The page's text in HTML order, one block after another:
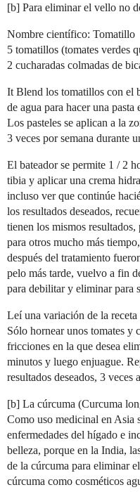
[b] Para eliminar el vello no
Nombre científico: Tomatillo
5 tomatillos (tomates verdes
2 cucharadas colmadas de
It Blend los tomatillos con el
de agua para hacer una pasta
Los pasteles se aplican a la
3 veces por semana durante
El bateador se permite 1 / 2
tibia y aplicar una crema
incluso ver que continúe
los resultados deseados,
tienen los mismos
para otros mucho más
después del tratamiento
pelo más tarde, vuelvo a fin
para debilitar y eliminar para
Leí una variación de la
Sólo hornear unos tomates y
fricciones en la que desea
minutos y luego enjuague.
resultados deseados, 3 veces
[b] La cúrcuma (Curcuma
Como uso medicinal en Asia
enfermedades del hígado e
belleza, porque en la India,
de la cúrcuma para eliminar
cúrcuma como cosméticos